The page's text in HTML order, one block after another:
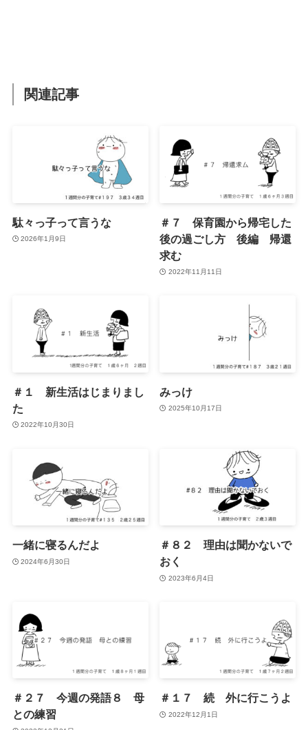
関連記事
駄々っ子って言うな
2026年1月9日
＃７ 保育園から帰宅した
後の過ごし方 後編 帰還
求む
2022年11月11日
＃１ 新生活はじまりまし
た
2022年10月30日
みっけ
2025年10月17日
一緒に寝るんだよ
2024年6月30日
＃８２ 理由は聞かないで
おく
2023年6月4日
＃２７ 今週の発語８ 母
との練習
＃１７ 続 外に行こうよ
2022年12月1日